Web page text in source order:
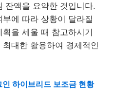
잔액을 요약한 것입니다.
에 따라 상황이 달라질
을 세울 때 참고하시기
대한 활용하여 경제적인
하이브리드 보조금 현황